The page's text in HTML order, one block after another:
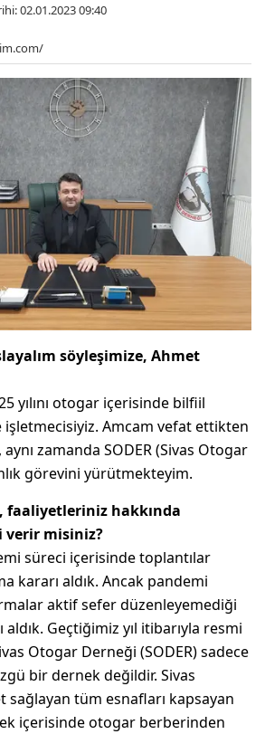
02.01.2023 09:40
söyleşimize, Ahmet
yılını otogar içerisinde bilfiil
işletmecisiyiz. Amcam vefat ettikten
zamanda SODER (Sivas Otogar
görevini yürütmekteyim.
faaliyetleriniz hakkında
verir misiniz?
süreci içerisinde toplantılar
kararı aldık. Ancak pandemi
aktif sefer düzenleyemediği
Geçtiğimiz yıl itibarıyla resmi
Otogar Derneği (SODER) sadece
bir dernek değildir. Sivas
sağlayan tüm esnafları kapsayan
içerisinde otogar berberinden